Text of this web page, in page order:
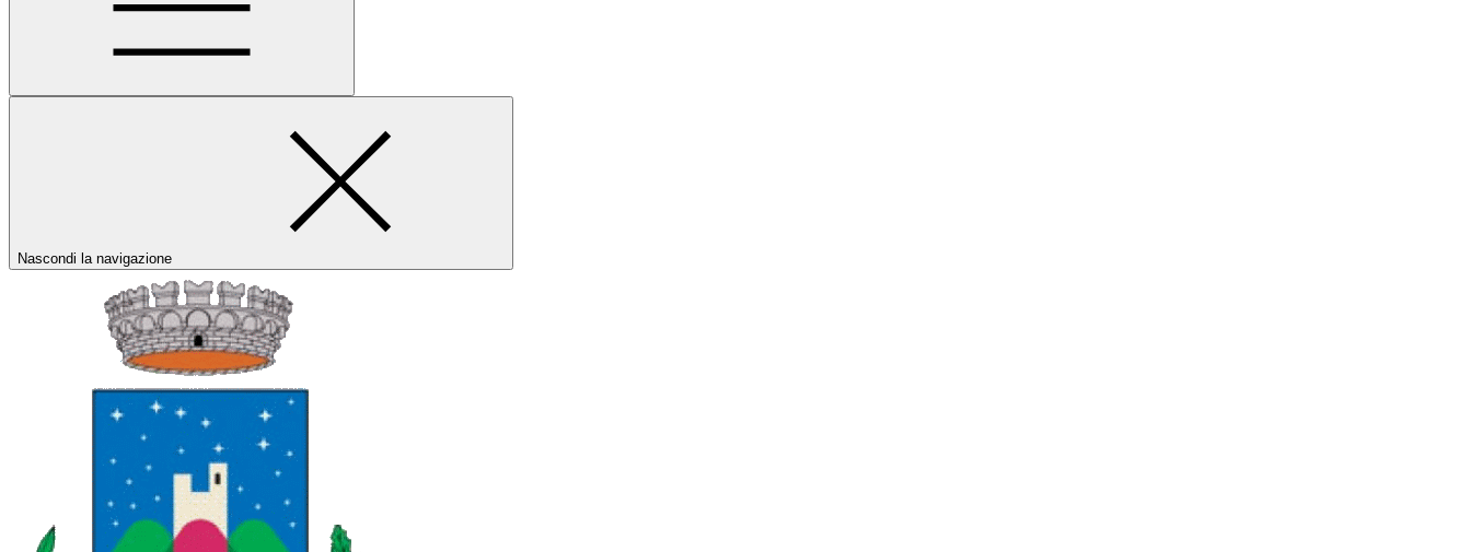
Nascondi la navigazione